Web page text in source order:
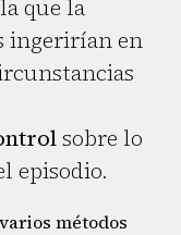
que la
ingerirían en
sobre lo
episodio.
métodos